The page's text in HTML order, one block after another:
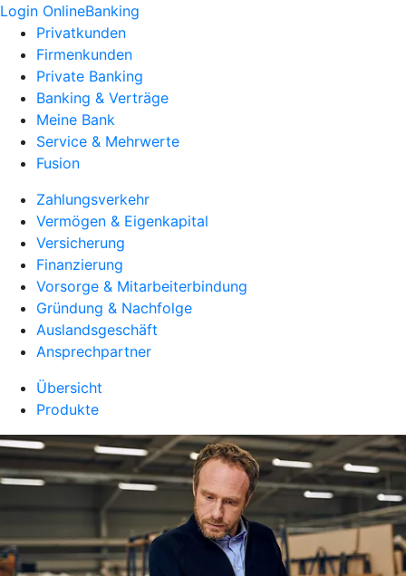
Login OnlineBanking
Privatkunden
Firmenkunden
Private Banking
Banking & Verträge
Meine Bank
Service & Mehrwerte
Fusion
Zahlungsverkehr
Vermögen & Eigenkapital
Versicherung
Finanzierung
Vorsorge & Mitarbeiterbindung
Gründung & Nachfolge
Auslandsgeschäft
Ansprechpartner
Übersicht
Produkte